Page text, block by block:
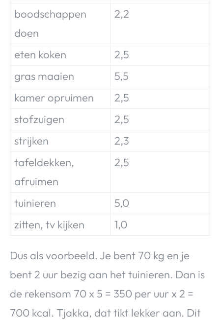
boodschappen
doen
2,2
eten koken
2,5
gras maaien
5,5
kamer opruimen
2,5
stofzuigen
2,5
strijken
2,3
tafeldekken,
afruimen
2,5
tuinieren
5,0
zitten, tv kijken
1,0
Dus als voorbeeld. Je bent 70 kg en je
bent 2 uur bezig aan het tuinieren. Dan is
de rekensom 70 x 5 = 350 per uur x 2 =
700 kcal. Tjakka, dat tikt lekker aan. Dit